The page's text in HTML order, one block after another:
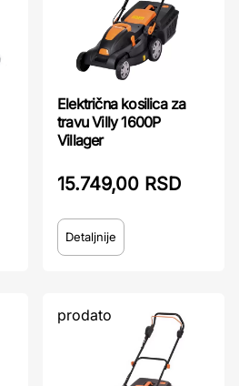
Električna kosilica za
travu Villy 1600P
Villager
15.749,00 RSD
Detaljnije
prodato